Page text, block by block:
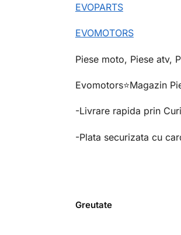
EVOPARTS
EVOMOTORS
Piese moto, Piese atv,
Evomotors⭐️Magazin
-Livrare rapida prin
-Plata securizata cu
Greutate